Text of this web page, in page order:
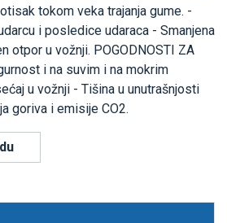
tokom veka trajanja gume. -
i posledice udaraca - Smanjena
otpor u vožnji. POGODNOSTI ZA
i na suvim i na mokrim
u vožnji - Tišina u unutrašnjosti
goriva i emisije CO2.